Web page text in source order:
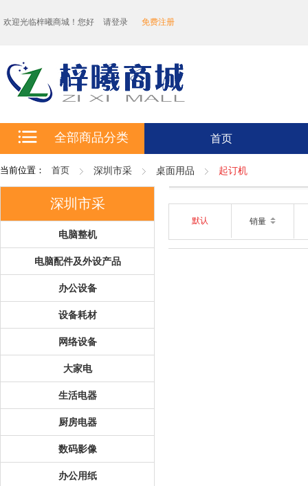
欢迎光临梓曦商城！您好 请登录 免费注册
全部商品分类 首页
当前位置： 首页 深圳市采 桌面用品 起订机
深圳市采
电脑整机
电脑配件及外设产品
办公设备
设备耗材
网络设备
大家电
生活电器
厨房电器
数码影像
办公用纸
默认 销量